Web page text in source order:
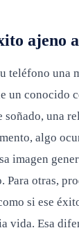
ajeno
teléfono una
un conocido
soñado, una
algo
imagen
Para otras,
si ese
vida. Esa